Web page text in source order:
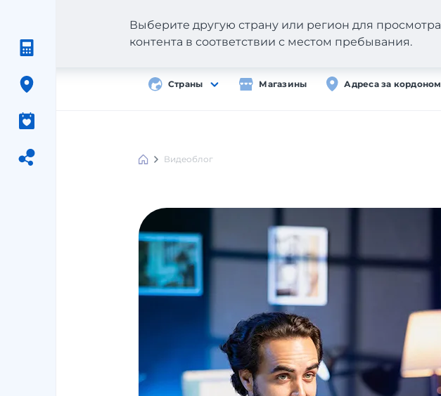
Страны Магазины Адреса за кордоном
Выберите другую страну или регион для просмотра
контента в соответствии с местом пребывания.
Видеоблог